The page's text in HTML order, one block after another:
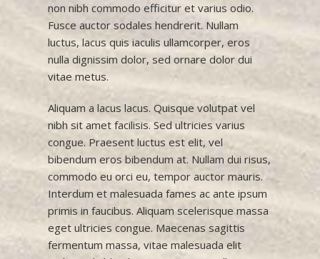
non nibh commodo efficitur et varius odio.
Fusce auctor sodales hendrerit. Nullam
luctus, lacus quis iaculis ullamcorper, eros
nulla dignissim dolor, sed ornare dolor dui
vitae metus.
Aliquam a lacus lacus. Quisque volutpat vel
nibh sit amet facilisis. Sed ultricies varius
congue. Praesent luctus est elit, vel
bibendum eros bibendum at. Nullam dui risus,
commodo eu orci eu, tempor auctor mauris.
Interdum et malesuada fames ac ante ipsum
primis in faucibus. Aliquam scelerisque massa
eget ultricies congue. Maecenas sagittis
fermentum massa, vitae malesuada elit